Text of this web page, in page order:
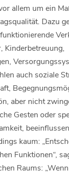
allem um ein
Dazu
Kinderbetreuung,
auch soziale
aber nicht
Gesten oder
kaum:
Funktionen“,
Raums: